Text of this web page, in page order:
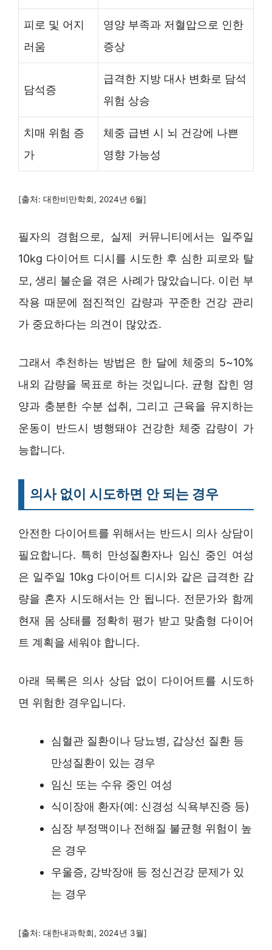
피로 및 어지
러움
영양 부족과 저혈압으로 인한
증상
담석증
급격한 지방 대사 변화로 담석
위험 상승
치매 위험 증
가
체중 급변 시 뇌 건강에 나쁜
영향 가능성
[출처: 대한비만학회, 2024년 6월]
필자의 경험으로, 실제 커뮤니티에서는 일주일
10kg 다이어트 디시를 시도한 후 심한 피로와 탈
모, 생리 불순을 겪은 사례가 많았습니다. 이런 부
작용 때문에 점진적인 감량과 꾸준한 건강 관리
가 중요하다는 의견이 많았죠.
그래서 추천하는 방법은 한 달에 체중의 5~10%
내외 감량을 목표로 하는 것입니다. 균형 잡힌 영
양과 충분한 수분 섭취, 그리고 근육을 유지하는
운동이 반드시 병행돼야 건강한 체중 감량이 가
능합니다.
의사 없이 시도하면 안 되는 경우
안전한 다이어트를 위해서는 반드시 의사 상담이
필요합니다. 특히 만성질환자나 임신 중인 여성
은 일주일 10kg 다이어트 디시와 같은 급격한 감
량을 혼자 시도해서는 안 됩니다. 전문가와 함께
현재 몸 상태를 정확히 평가 받고 맞춤형 다이어
트 계획을 세워야 합니다.
아래 목록은 의사 상담 없이 다이어트를 시도하
면 위험한 경우입니다.
심혈관 질환이나 당뇨병, 갑상선 질환 등
만성질환이 있는 경우
임신 또는 수유 중인 여성
식이장애 환자(예: 신경성 식욕부진증 등)
심장 부정맥이나 전해질 불균형 위험이 높
은 경우
우울증, 강박장애 등 정신건강 문제가 있
는 경우
[출처: 대한내과학회, 2024년 3월]